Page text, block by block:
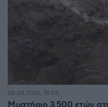
08.08.2026, 18:08